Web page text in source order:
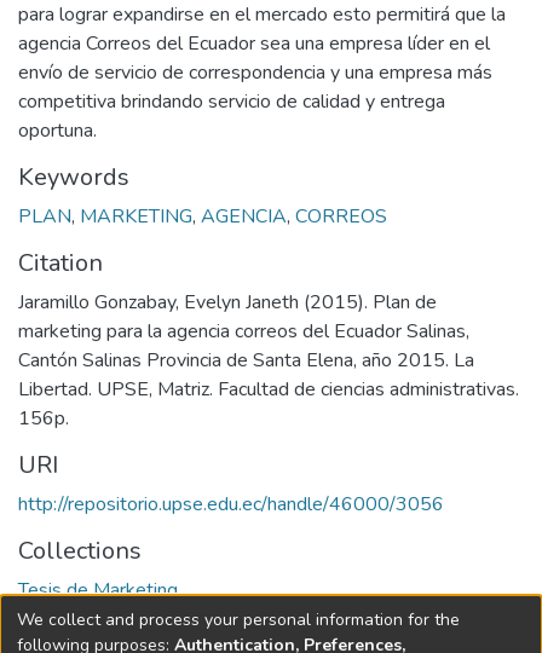
para lograr expandirse en el mercado esto permitirá que la
agencia Correos del Ecuador sea una empresa líder en el
envío de servicio de correspondencia y una empresa más
competitiva brindando servicio de calidad y entrega
oportuna.
Keywords
PLAN, MARKETING, AGENCIA, CORREOS
Citation
Jaramillo Gonzabay, Evelyn Janeth (2015). Plan de
marketing para la agencia correos del Ecuador Salinas,
Cantón Salinas Provincia de Santa Elena, año 2015. La
Libertad. UPSE, Matriz. Facultad de ciencias administrativas.
156p.
URI
http://repositorio.upse.edu.ec/handle/46000/3056
Collections
Tesis de Marketing
Full item page
We collect and process your personal information for the
following purposes: Authentication, Preferences,